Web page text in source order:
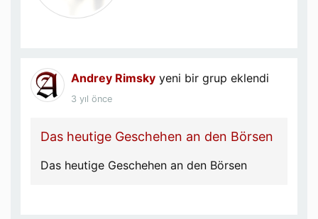
Andrey Rimsky yeni bir grup eklendi
3 yıl önce
Das heutige Geschehen an den Börsen
Das heutige Geschehen an den Börsen